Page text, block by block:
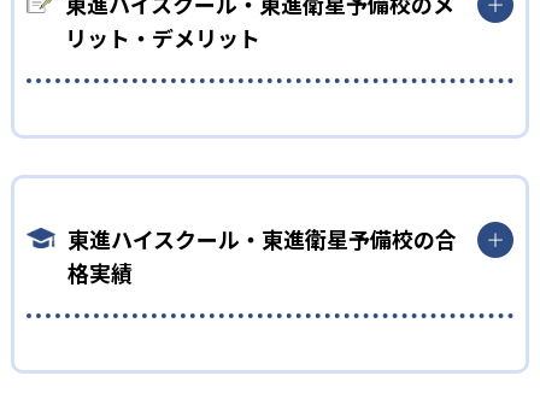
02 学習管理システム
03 AI演習で志望校対策を徹底
東進ハイスクールでは、徹底した志望校対策を行っている。過
に行う「チームミーティング」では、担任と少人数の生徒で集
まり、1週間の学習計画をそれぞれが共有している。将来の夢や
目標について語り合う機会があることで、モチベーションを維
全国にある東進ハイスクールでは、「向上得点」制度を設けて
いる。学習したコンテンツの量が点数化され、過去1か月の向上
国の東進ハイスクールの仲間と努力の量を競い合いながら、楽
しく成長したい人におすすめだ。
リット・デメリット
レベルに分かれており、スモールステップで無理なく習熟度を
上げていくことができる。
習った内容が定着しているかどうかを可視化するため、東進ハ
イスクールでは「パーフェクトマスター」の仕組みを導入して
行われている。即採点されるため、曖昧な点をすぐに復習し学
東進ハイスクール・東進衛星予備校の合
格実績